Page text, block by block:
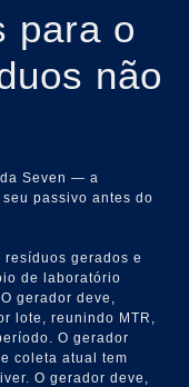
para o
não
Seven — a
passivo antes do
gerados e
de laboratório
gerador deve,
lote, reunindo MTR,
O gerador
coleta atual tem
O gerador deve,